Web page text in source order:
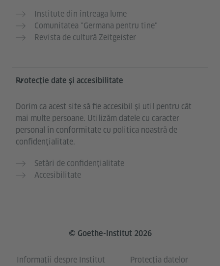
Institute din întreaga lume
Comunitatea "Germana pentru tine"
Revista de cultură Zeitgeister
Protecție date și accesibilitate
Dorim ca acest site să fie accesibil și util pentru cât
mai multe persoane. Utilizăm datele cu caracter
personal în conformitate cu politica noastră de
confidențialitate.
Setări de confidențialitate
Accesibilitate
© Goethe-Institut 2026
Informații despre Institut Protecția datelor